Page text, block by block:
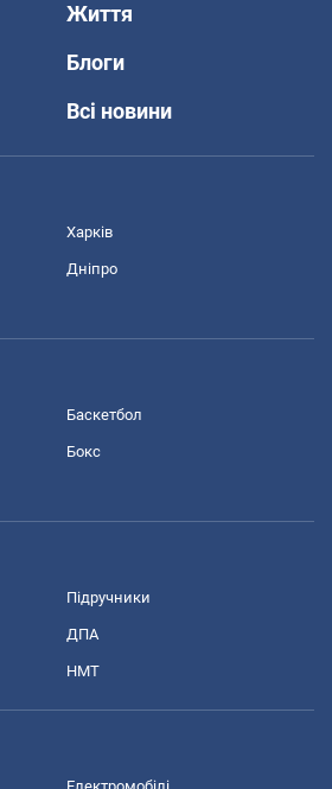
Життя
Блоги
Всі новини
Харків
Дніпро
Баскетбол
Бокс
Підручники
ДПА
НМТ